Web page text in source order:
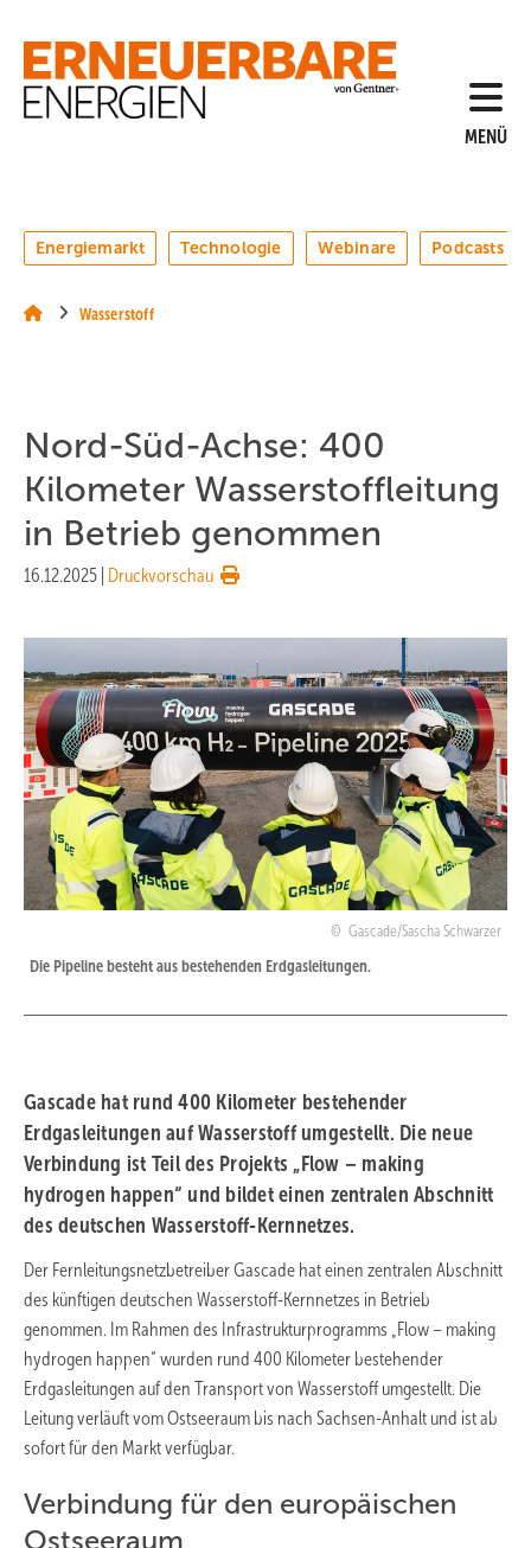
Hauptinhalt
Hauptmenü
SiteSearch
MENÜ
Energiemarkt Technologie Webinare Podcasts
Wasserstoff
Nord-Süd-Achse: 400
Kilometer Wasserstoffleitung
in Betrieb genommen
16.12.2025 Druckvorschau
Gascade/Sascha Schwarzer
Die Pipeline besteht aus bestehenden Erdgasleitungen.
Gascade hat rund 400 Kilometer bestehender
Erdgasleitungen auf Wasserstoff umgestellt. Die neue
Verbindung ist Teil des Projekts „Flow – making
hydrogen happen“ und bildet einen zentralen Abschnitt
des deutschen Wasserstoff-Kernnetzes.
Der Fernleitungsnetzbetreiber Gascade hat einen zentralen Abschnitt
des künftigen deutschen Wasserstoff-Kernnetzes in Betrieb
genommen. Im Rahmen des Infrastrukturprogramms „Flow – making
hydrogen happen“ wurden rund 400 Kilometer bestehender
Erdgasleitungen auf den Transport von Wasserstoff umgestellt. Die
Leitung verläuft vom Ostseeraum bis nach Sachsen-Anhalt und ist ab
sofort für den Markt verfügbar.
Verbindung für den europäischen
Ostseeraum